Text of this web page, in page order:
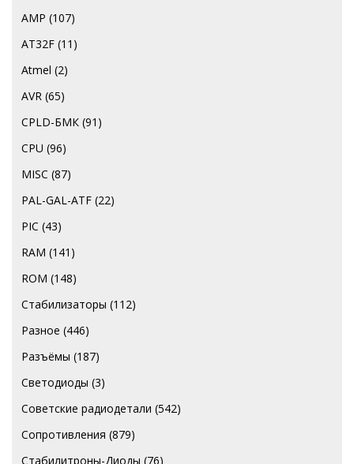
AMP (107)
AT32F (11)
Atmel (2)
AVR (65)
CPLD-БМК (91)
CPU (96)
MISC (87)
PAL-GAL-ATF (22)
PIC (43)
RAM (141)
ROM (148)
Стабилизаторы (112)
Разное (446)
Разъёмы (187)
Светодиоды (3)
Советские радиодетали (542)
Сопротивления (879)
Стабилитроны-Диоды (76)